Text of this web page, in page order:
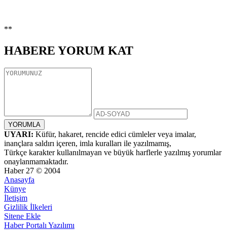
**
HABERE YORUM KAT
UYARI: Küfür, hakaret, rencide edici cümleler veya imalar,
inançlara saldırı içeren, imla kuralları ile yazılmamış,
Türkçe karakter kullanılmayan ve büyük harflerle yazılmış yorumlar
onaylanmamaktadır.
Haber 27 © 2004
Anasayfa
Künye
İletişim
Gizlilik İlkeleri
Sitene Ekle
Haber Portalı Yazılımı